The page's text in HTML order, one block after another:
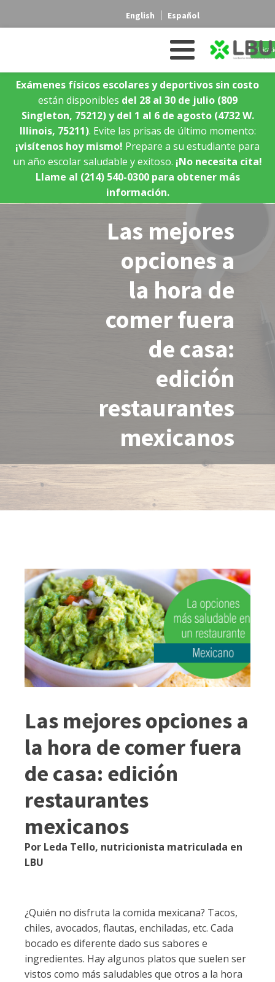
English Español
Exámenes físicos escolares y deportivos sin costo
están disponibles del 28 al 30 de julio (809
Singleton, 75212) y del 1 al 6 de agosto (4732 W.
Illinois, 75211). Evite las prisas de último momento:
¡visítenos hoy mismo! Prepare a su estudiante para
un año escolar saludable y exitoso. ¡No necesita cita!
Llame al (214) 540-0300 para obtener más
información.
Las mejores
opciones a
la hora de
comer fuera
de casa:
edición
restaurantes
mexicanos
Las mejores opciones a
la hora de comer fuera
de casa: edición
restaurantes
mexicanos
Por Leda Tello, nutricionista matriculada en
LBU
¿Quién no disfruta la comida mexicana? Tacos,
chiles, avocados, flautas, enchiladas, etc. Cada
bocado es diferente dado sus sabores e
ingredientes. Hay algunos platos que suelen ser
vistos como más saludables que otros a la hora